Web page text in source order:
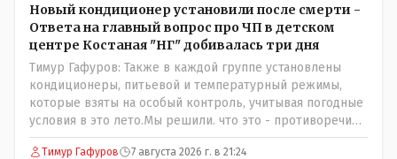
Новый кондиционер установили после смерти -
Ответа на главный вопрос про ЧП в детском
центре Костаная "НГ" добивалась три дня
Тимур Гафуров: Также в каждой группе установлены
кондиционеры, питьевой и температурный режимы,
которые взяты на особый контроль, учитывая погодные
условия в это лето.Мы решили. что это - противоречие.
Вы считаете иначе?Ну тут противоречия нет. Этот
комментарий прозвучал на следующий день после
Тимур Гафуров 7 августа 2026 г. в 21:24